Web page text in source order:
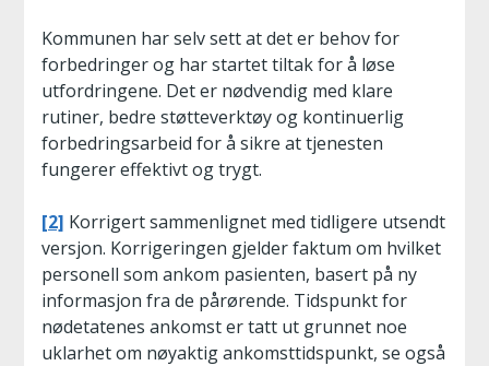
Kommunen har selv sett at det er behov for
forbedringer og har startet tiltak for å løse
utfordringene. Det er nødvendig med klare
rutiner, bedre støtteverktøy og kontinuerlig
forbedringsarbeid for å sikre at tjenesten
fungerer effektivt og trygt.
[2] Korrigert sammenlignet med tidligere utsendt
versjon. Korrigeringen gjelder faktum om hvilket
personell som ankom pasienten, basert på ny
informasjon fra de pårørende. Tidspunkt for
nødetatenes ankomst er tatt ut grunnet noe
uklarhet om nøyaktig ankomsttidspunkt, se også